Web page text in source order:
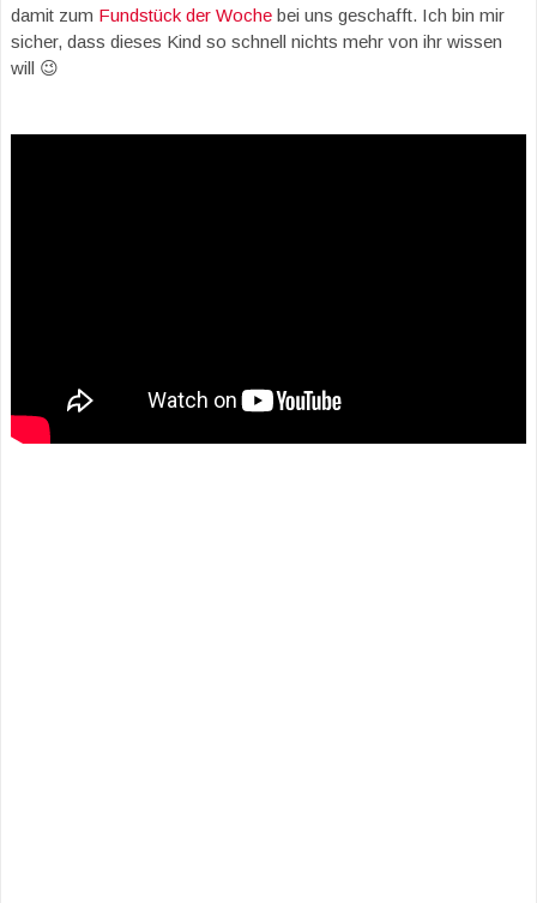
damit zum Fundstück der Woche bei uns geschafft. Ich bin mir
sicher, dass dieses Kind so schnell nichts mehr von ihr wissen
will 😉